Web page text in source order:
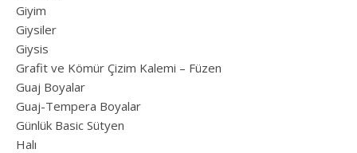
Giyim
Giysiler
Giysis
Grafit ve Kömür Çizim Kalemi – Füzen
Guaj Boyalar
Guaj-Tempera Boyalar
Günlük Basic Sütyen
Halı